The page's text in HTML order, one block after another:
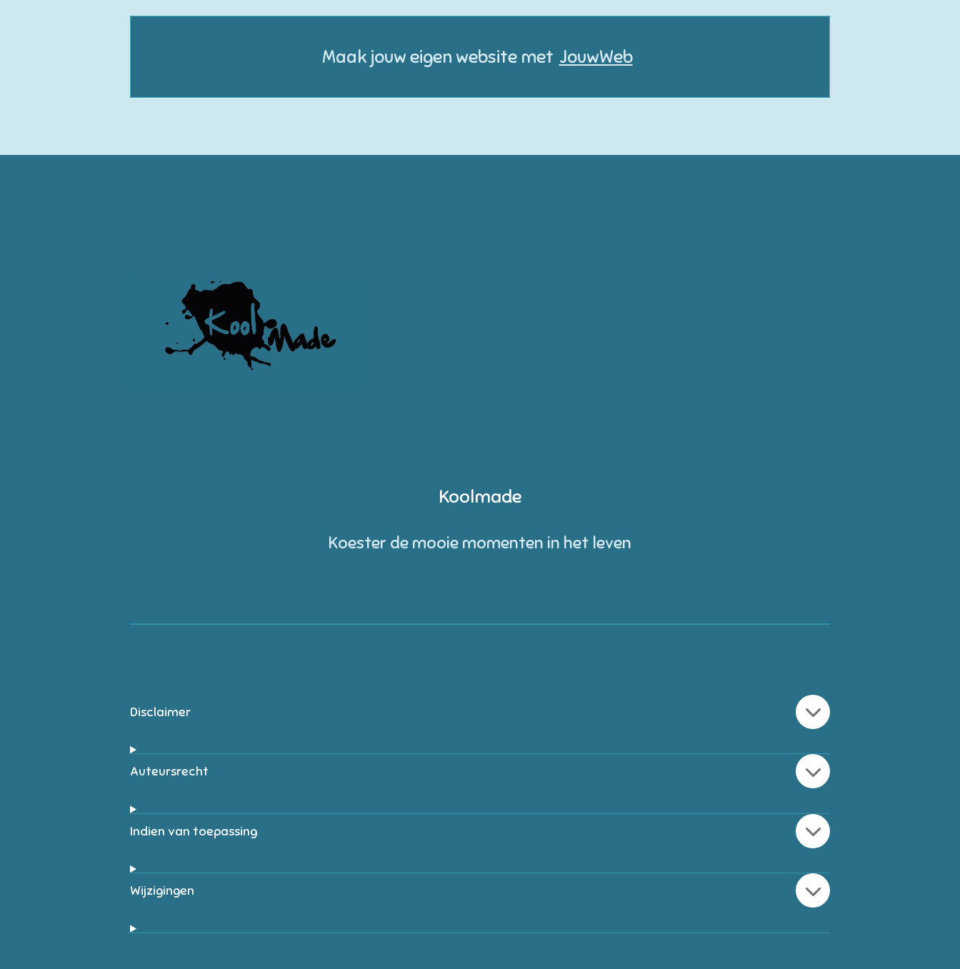
Maak jouw eigen website met JouwWeb
Koolmade
Koester de mooie momenten in het leven
Disclaimer
Auteursrecht
Indien van toepassing
Wijzigingen